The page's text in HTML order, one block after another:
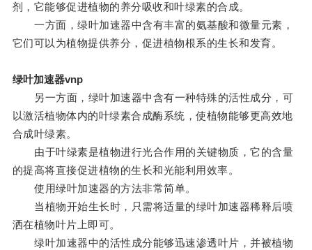
剂，它能够促进植物的养分吸收和叶绿素的合成。
一方面，绿叶加速器中含有丰富的氨基酸和微量元素，
它们可以为植物提供养分，促进植物根系的生长和发育。
绿叶加速器vnp
另一方面，绿叶加速器中含有一种特殊的活性成分，可
以激活植物体内的叶绿素合成酶系统，使植物能够更高效地
合成叶绿素。
由于叶绿素是植物进行光合作用的关键物质，它的含量
的提高将直接促进植物的生长和光能利用效率。
使用绿叶加速器的方法非常简单。
当植物开始生长时，只需将适量的绿叶加速器稀释后喷
洒在植物叶片上即可。
绿叶加速器中的活性成分能够迅速渗透叶片，并被植物